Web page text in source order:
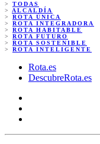
> TODAS
> ALCALDÍA
> ROTA ÚNICA
> ROTA INTEGRADORA
> ROTA HABITABLE
> ROTA FUTURO
> ROTA SOSTENIBLE
> ROTA INTELIGENTE
Rota.es
DescubreRota.es